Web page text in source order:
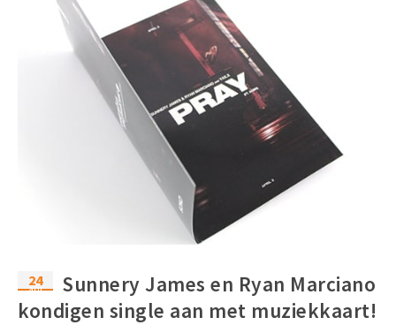
24
apr
Sunnery James en Ryan Marciano
kondigen single aan met muziekkaart!